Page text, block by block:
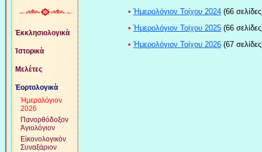
Ἐκκλησιολογικὰ
Ἱστορικὰ
Μελέτες
Ἑορτολογικὰ
Ἡμερολόγιον
2026
Πανορθόδοξον
Ἁγιολόγιον
Εἰκονολογικὸν
Συναξάριον
• Ἡμερολόγιον Τοίχου 2024 (66
• Ἡμερολόγιον Τοίχου 2025 (66
• Ἡμερολόγιον Τοίχου 2026 (67